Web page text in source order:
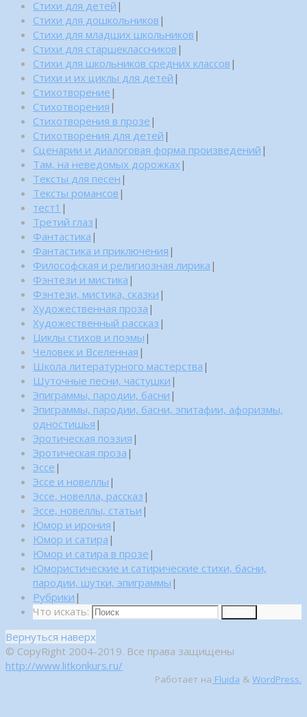
Стихи для детей |
Стихи для дошкольников |
Стихи для младших школьников |
Стихи для старшеклассников |
Стихи для школьников средних классов |
Стихи и их циклы для детей |
Стихотворение |
Стихотворения |
Стихотворения в прозе |
Стихотворения для детей |
Сценарии и диалоговая форма произведений |
Там, на неведомых дорожках |
Тексты для песен |
Тексты романсов |
тест1 |
Третий глаз |
Фантастика |
Фантастика и приключения |
Философская и религиозная лирика |
Фэнтези и мистика |
Фэнтези, мистика, сказки |
Художественная проза |
Художественный рассказ |
Циклы стихов и поэмы |
Человек и Вселенная |
Школа литературного мастерства |
Шуточные песни, частушки |
Эпиграммы, пародии, басни |
Эпиграммы, пародии, басни, эпитафии, афоризмы,
одностишья |
Эротическая поэзия |
Эротическая проза |
Эссе |
Эссе и новеллы |
Эссе, новелла, рассказ |
Эссе, новеллы, статьи |
Юмор и ирония |
Юмор и сатира |
Юмор и сатира в прозе |
Юмористические и сатирические стихи, басни,
пародии, шутки, эпиграммы |
Рубрики |
Что искать:
Вернуться наверх
© CopyRight 2004-2019. Все права защищены
http://www.litkonkurs.ru/
Работает на Fluida & WordPress.